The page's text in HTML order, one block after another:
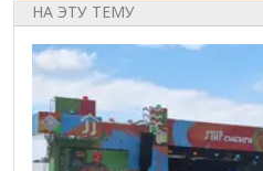
НА ЭТУ ТЕМУ